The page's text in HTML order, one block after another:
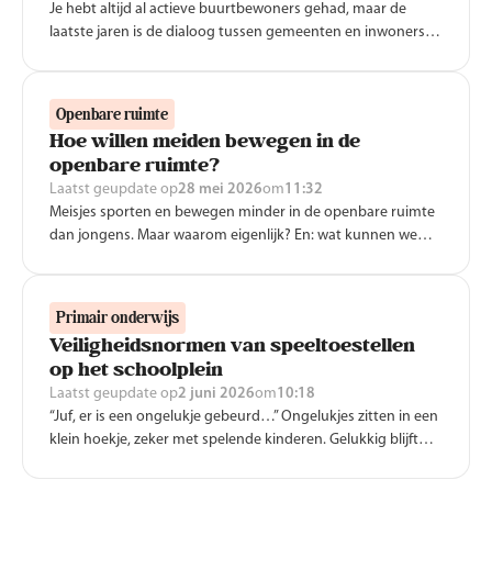
Je hebt altijd al actieve buurtbewoners gehad, maar de
laatste jaren is de dialoog tussen gemeenten en inwoners
niet meer op afstand gemaakt, maar de gemeente trekt
actief de wijk in om samen met inwoners en lokale partners
aan de slag te gaan. Nijha geeft intensieve begeleiding aan
die trajecten. We delen onze ervaringen en tips.
Openbare ruimte
Hoe willen meiden bewegen in de
openbare ruimte?
Laatst geupdate op28 mei 2026om11:32
Meisjes sporten en bewegen minder in de openbare ruimte
dan jongens. Maar waarom eigenlijk? En: wat kunnen we
buiten géén plek! Das toch GEK!?'.
Primair onderwijs
Veiligheidsnormen van speeltoestellen
op het schoolplein
Laatst geupdate op2 juni 2026om10:18
“Juf, er is een ongelukje gebeurd…” Ongelukjes zitten in een
klein hoekje, zeker met spelende kinderen. Gelukkig blijft